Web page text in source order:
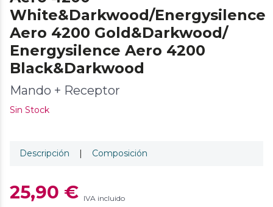
White&Darkwood/Energysilence
Aero 4200 Gold&Darkwood/
Energysilence Aero 4200
Black&Darkwood
Mando + Receptor
Sin Stock
Descripción | Composición
25,90 € IVA incluido